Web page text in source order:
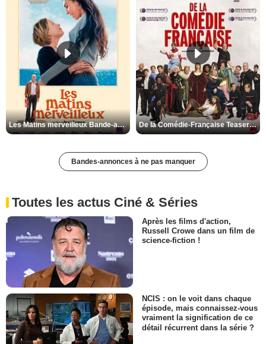
Les Matins merveilleux Bande-annonce VF De la Comédie-Française Teaser VF
Bandes-annonces à ne pas manquer
Toutes les actus Ciné & Séries
Après les films d'action,
Russell Crowe dans un film de
science-fiction !
NCIS : on le voit dans chaque
épisode, mais connaissez-vous
vraiment la signification de ce
détail récurrent dans la série ?